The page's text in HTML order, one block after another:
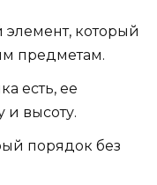
который
предметам.
есть, ее
высоту.
порядок без